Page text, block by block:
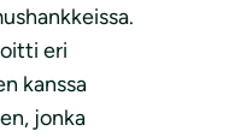
eri
kanssa
jonka